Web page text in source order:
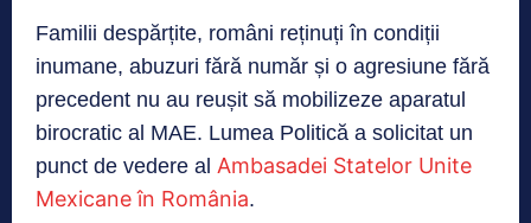
Familii despărțite, români reținuți în condiții
inumane, abuzuri fără număr și o agresiune fără
precedent nu au reușit să mobilizeze aparatul
birocratic al MAE. Lumea Politică a solicitat un
punct de vedere al Ambasadei Statelor Unite
Mexicane în România.